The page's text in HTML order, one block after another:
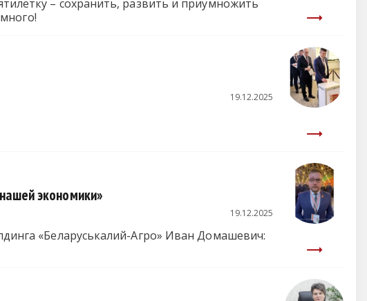
– сохранить, развить и приумножить
19.12.2025
экономики»
19.12.2025
«Беларуськалий-Агро» Иван Домашевич: